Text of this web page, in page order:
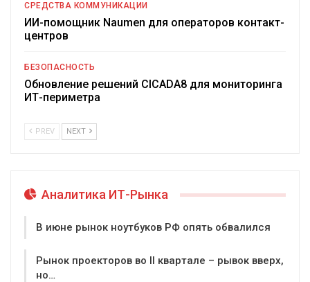
СРЕДСТВА КОММУНИКАЦИИ
ИИ-помощник Naumen для операторов контакт-
центров
БЕЗОПАСНОСТЬ
Обновление решений CICADA8 для мониторинга
ИТ-периметра
PREV NEXT
Аналитика ИТ-Рынка
В июне рынок ноутбуков РФ опять обвалился
Рынок проекторов во II квартале – рывок вверх,
но…